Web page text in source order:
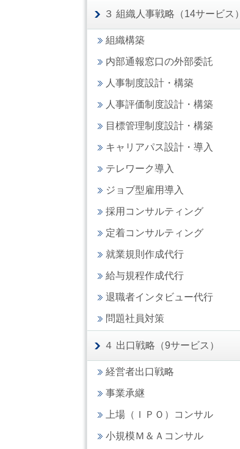
３ 組織人事戦略（14サービス）
組織構築
内部通報窓口の外部委託
人事制度設計・構築
人事評価制度設計・構築
目標管理制度設計・構築
キャリアパス設計・導入
テレワーク導入
ジョブ型雇用導入
採用コンサルティング
定着コンサルティング
就業規則作成代行
給与規程作成代行
退職者インタビュー代行
問題社員対策
４ 出口戦略（9サービス）
経営者出口戦略
事業承継
上場（ＩＰＯ）コンサル
小規模Ｍ＆Ａコンサル